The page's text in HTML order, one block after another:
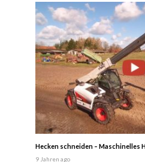
Hecken schneiden – Maschinelles
9 Jahren ago